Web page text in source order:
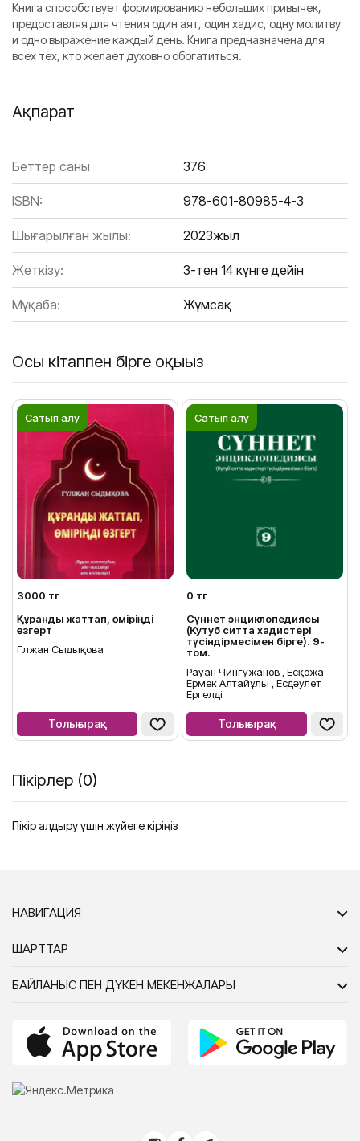
Книга способствует формированию небольших привычек,
предоставляя для чтения один аят, один хадис, одну молитву
и одно выражение каждый день. Книга предназначена для
всех тех, кто желает духовно обогатиться.
Ақпарат
Беттер саны 376
ISBN: 978-601-80985-4-3
Шығарылған жылы: 2023жыл
Жеткізу: 3-тен 14 күнге дейін
Мұқаба: Жұмсақ
Осы кітаппен бірге оқыңыз
Сатып алу
3000 тг
Құранды жаттап, өміріңді
өзгерт
Гүлжан Сыдықова
Толығырақ
Сатып алу
0 тг
Сүннет энциклопедиясы
(Кутуб ситта хадистері
түсіндірмесімен бірге). 9-
том.
Рауан Чингужанов , Есқожа
Ермек Алтайұлы , Есдәулет
Ергелді
Толығырақ
Пікірлер (0)
Пікір қалдыру үшін жүйеге кіріңіз
НАВИГАЦИЯ
ШАРТТАР
БАЙЛАНЫС ПЕН ДҮКЕН МЕКЕНЖАЛАРЫ